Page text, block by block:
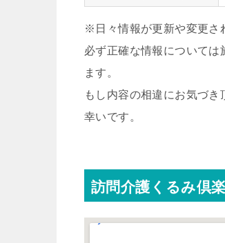
※日々情報が更新や変更さ
必ず正確な情報について
ます。
もし内容の相違にお気づ
幸いです。
訪問介護くるみ倶